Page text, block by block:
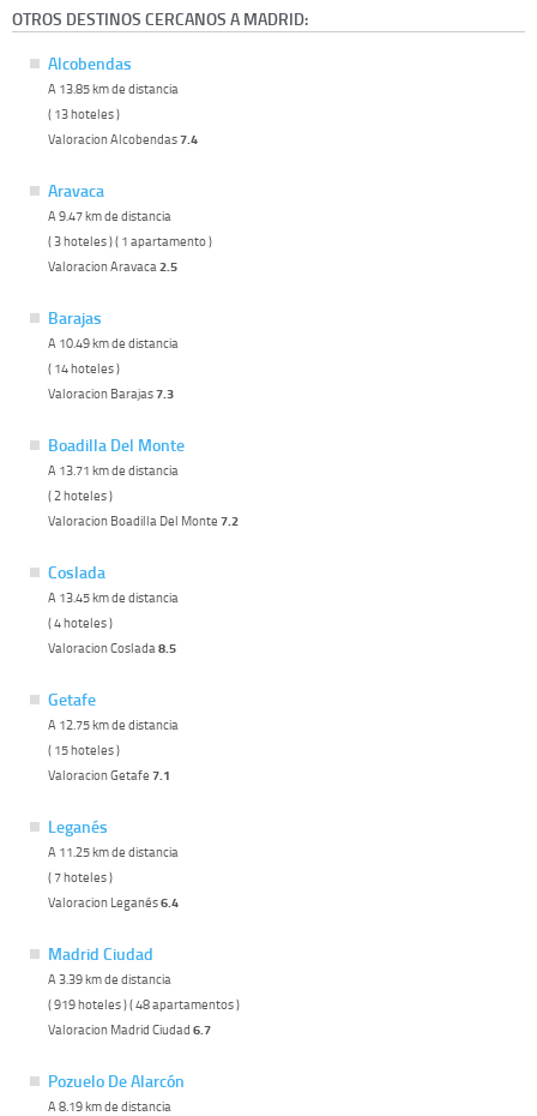
OTROS DESTINOS CERCANOS A MADRID:
Alcobendas
A 13.85 km de distancia
( 13 hoteles )
Valoracion Alcobendas7.4
Aravaca
A 9.47 km de distancia
( 3 hoteles ) ( 1 apartamento )
Valoracion Aravaca2.5
Barajas
A 10.49 km de distancia
( 14 hoteles )
Valoracion Barajas7.3
Boadilla Del Monte
A 13.71 km de distancia
( 2 hoteles )
Valoracion Boadilla Del Monte 7.2
Coslada
A 13.45 km de distancia
( 4 hoteles )
Valoracion Coslada8.5
Getafe
A 12.75 km de distancia
( 15 hoteles )
Valoracion Getafe 7.1
Leganés
A 11.25 km de distancia
( 7 hoteles )
Valoracion Leganés6.4
Madrid Ciudad
A 3.39 km de distancia
( 919 hoteles ) ( 48 apartamentos )
Valoracion Madrid Ciudad 6.7
Pozuelo De Alarcón
A 8.19 km de distancia